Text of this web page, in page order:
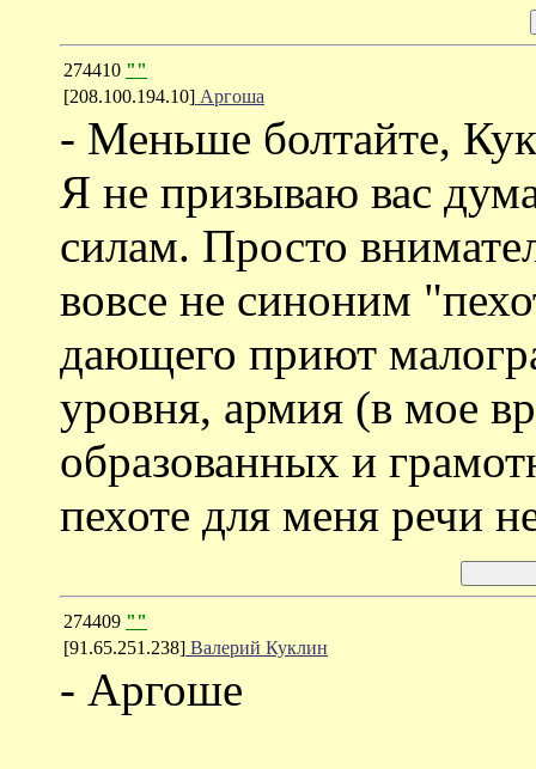
274410 ""
[208.100.194.10] Аргоша
- Меньше болтайте,
Я не призываю вас
силам. Просто
вовсе не синоним
дающего приют
уровня, армия (в мое
образованных и
пехоте для меня речи
274409 ""
[91.65.251.238] Валерий Куклин
- Аргоше